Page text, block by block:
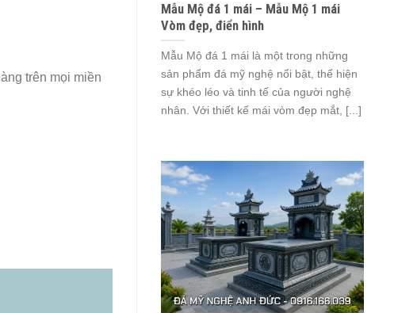
trên mọi miền
Mẫu Mộ đá 1 mái – Mẫu Mộ 1 mái
Vòm đẹp, điển hình
Mẫu Mộ đá 1 mái là một trong những
sản phẩm đá mỹ nghệ nổi bật, thể hiện
sự khéo léo và tinh tế của người nghệ
nhân. Với thiết kế mái vòm đẹp mắt, [...]